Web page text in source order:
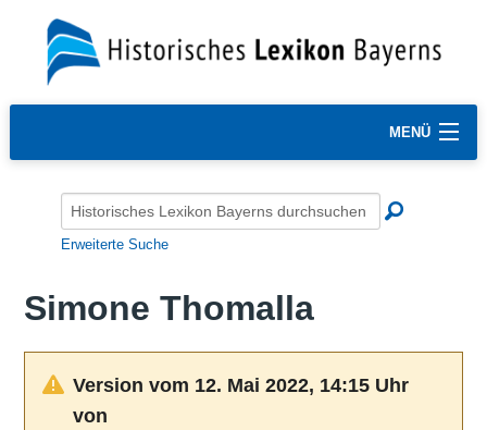
MENÜ
Erweiterte Suche
Simone Thomalla
Version vom 12. Mai 2022, 14:15 Uhr
von